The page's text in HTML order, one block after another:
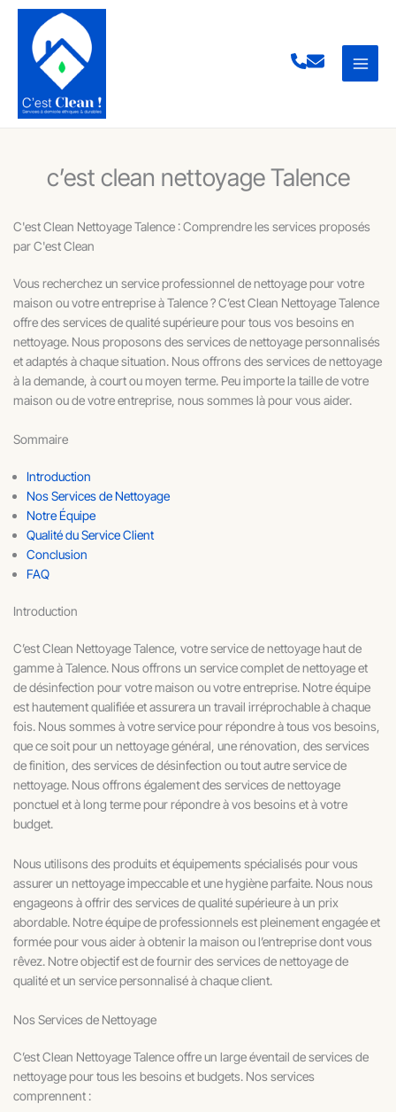
Aller
contenu
c’est clean nettoyage Talence
C'est Clean Nettoyage Talence : Comprendre les services proposés
par C'est Clean
Vous recherchez un service professionnel de nettoyage pour votre
maison ou votre entreprise à Talence ? C’est Clean Nettoyage Talence
offre des services de qualité supérieure pour tous vos besoins en
nettoyage. Nous proposons des services de nettoyage personnalisés
et adaptés à chaque situation. Nous offrons des services de nettoyage
à la demande, à court ou moyen terme. Peu importe la taille de votre
maison ou de votre entreprise, nous sommes là pour vous aider.
Sommaire
Introduction
Nos Services de Nettoyage
Notre Équipe
Qualité du Service Client
Conclusion
FAQ
Introduction
C’est Clean Nettoyage Talence, votre service de nettoyage haut de
gamme à Talence. Nous offrons un service complet de nettoyage et
de désinfection pour votre maison ou votre entreprise. Notre équipe
est hautement qualifiée et assurera un travail irréprochable à chaque
fois. Nous sommes à votre service pour répondre à tous vos besoins,
que ce soit pour un nettoyage général, une rénovation, des services
de finition, des services de désinfection ou tout autre service de
nettoyage. Nous offrons également des services de nettoyage
ponctuel et à long terme pour répondre à vos besoins et à votre
budget.
Nous utilisons des produits et équipements spécialisés pour vous
assurer un nettoyage impeccable et une hygiène parfaite. Nous nous
engageons à offrir des services de qualité supérieure à un prix
abordable. Notre équipe de professionnels est pleinement engagée et
formée pour vous aider à obtenir la maison ou l’entreprise dont vous
rêvez. Notre objectif est de fournir des services de nettoyage de
qualité et un service personnalisé à chaque client.
Nos Services de Nettoyage
C’est Clean Nettoyage Talence offre un large éventail de services de
nettoyage pour tous les besoins et budgets. Nos services
comprennent :